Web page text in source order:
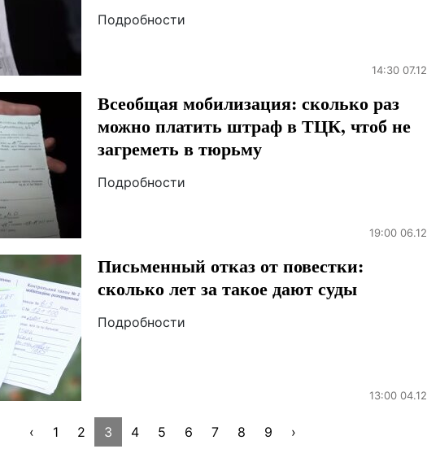
Подробности
14:30 07.12
Всеобщая мобилизация: сколько раз
можно платить штраф в ТЦК, чтоб не
загреметь в тюрьму
Подробности
19:00 06.12
Письменный отказ от повестки:
сколько лет за такое дают суды
Подробности
13:00 04.12
‹ 1 2 3 4 5 6 7 8 9 ›